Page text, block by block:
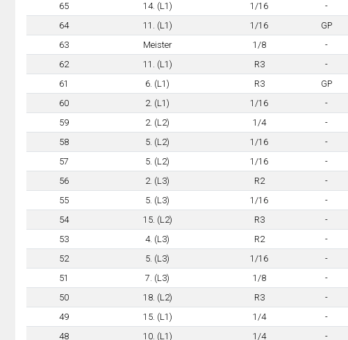
65
14. (L1) 1/16 -
64
11. (L1) 1/16 GP
63
Meister 1/8 -
62
11. (L1) R3 -
61
6. (L1) R3 GP
60
2. (L1) 1/16 -
59
2. (L2) 1/4 -
58
5. (L2) 1/16 -
57
5. (L2) 1/16 -
56
2. (L3) R2 -
55
5. (L3) 1/16 -
54
15. (L2) R3 -
53
4. (L3) R2 -
52
5. (L3) 1/16 -
51
7. (L3) 1/8 -
50
18. (L2) R3 -
49
15. (L1) 1/4 -
48
10. (L1) 1/4 -